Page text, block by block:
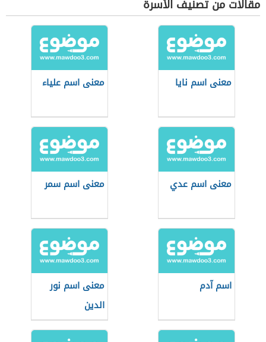
مقالات من تصنيف الأسرة
معنى اسم نايا معنى اسم علياء
معنى اسم عدي معنى اسم سمر
اسم آدم
معنى اسم نور
الدين